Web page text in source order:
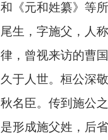
和《元和姓纂》等
尾生，字施父，人
律，曾视来访的曹
久于人世。桓公深
秋名臣。传到施公
是形成施父姓，后